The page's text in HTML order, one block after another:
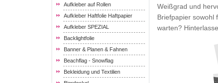
Aufkleber auf Rollen
Aufkleber Haftfolie Haftpapier
Aufkleber SPEZIAL
Backlightfolie
Banner & Planen & Fahnen
Beachflag - Snowflag
Bekleidung und Textilien
Weißgrad und
Briefpapier sowohl
warten?